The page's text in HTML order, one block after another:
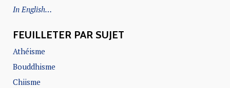
In English…
FEUILLETER PAR SUJET
Athéisme
Bouddhisme
Chiisme